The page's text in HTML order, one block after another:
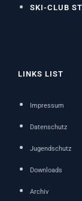
LINKS LIST
Impressum
Datenschutz
Jugendschutz
Downloads
Archiv
SKI-CLUB